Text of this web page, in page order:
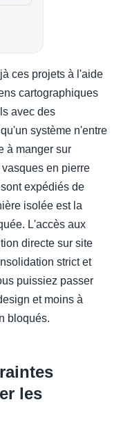
ces projets à l'aide
cartographiques
avec des
système n'entre
à manger sur
en pierre
expédiés de
isolée est la
L'accès aux
directe sur site
strict et
puissiez passer
et moins à
bloqués.
les